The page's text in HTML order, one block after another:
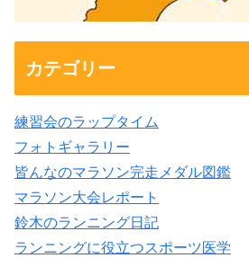
カテゴリー
練習会のラップタイム
フォトギャラリー
皆んなのマラソン完走メダル図鑑
マラソン大会レポート
鈴木のランニング日記
ランニングに役立つスポーツ医学